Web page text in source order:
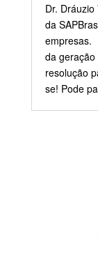
Dr.
da
empresas.
da geração
resolução
se! Pode